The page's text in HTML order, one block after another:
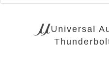
Universal